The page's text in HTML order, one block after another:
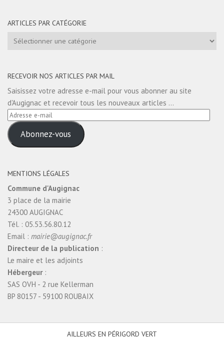
ARTICLES PAR CATÉGORIE
Articles
RECEVOIR NOS ARTICLES PAR MAIL
Saisissez votre adresse e-mail pour vous abonner au site
d'Augignac et recevoir tous les nouveaux articles ...
Adresse
e-
mail Abonnez-vous
MENTIONS LÉGALES
Commune d'Augignac
3 place de la mairie
24300 AUGIGNAC
Tél. : 05.53.56.80.12
Email : mairie@augignac.fr
Directeur de la publication :
Le maire et les adjoints
Hébergeur:
SAS OVH - 2 rue Kellerman
BP 80157 - 59100 ROUBAIX
AILLEURS EN PÉRIGORD VERT